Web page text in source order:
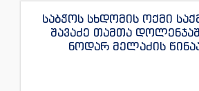
საბჭოს სხდომის ოქმი
შავაძე თამთა
ნოდარ მელაძის